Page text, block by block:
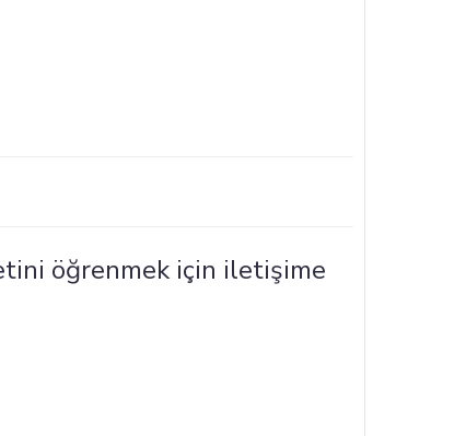
öğrenmek için iletişime